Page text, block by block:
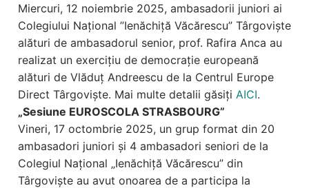
Miercuri, 12 noiembrie 2025, ambasadorii juniori ai
Colegiului Național ”Ienăchiță Văcărescu” Târgoviște
alături de ambasadorul senior, prof. Rafira Anca au
realizat un exercițiu de democrație europeană
alături de Vlăduț Andreescu de la Centrul Europe
Direct Târgoviște. Mai multe detalii găsiți AICI.
„Sesiune EUROSCOLA STRASBOURG”
Vineri, 17 octombrie 2025, un grup format din 20
ambasadori juniori și 4 ambasadori seniori de la
Colegiul Național „Ienăchiță Văcărescu” din
Târgoviște au avut onoarea de a participa la